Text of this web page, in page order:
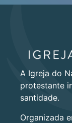
A Igreja do
protestante
santidade.
Organizada